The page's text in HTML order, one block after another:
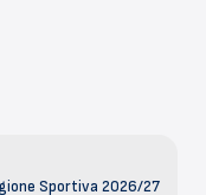
Sportiva 2026/27